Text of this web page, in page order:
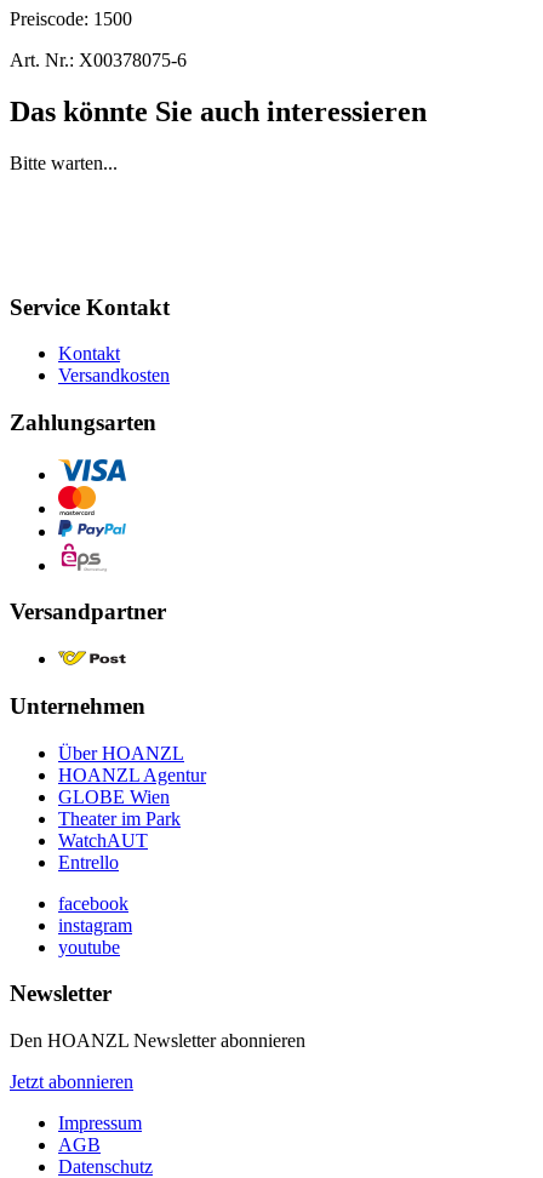
Preiscode: 1500
Art. Nr.: X00378075-6
Das könnte Sie auch interessieren
Bitte warten...
Service Kontakt
Kontakt
Versandkosten
Zahlungsarten
Versandpartner
Unternehmen
Über HOANZL
HOANZL Agentur
GLOBE Wien
Theater im Park
WatchAUT
Entrello
facebook
instagram
youtube
Newsletter
Den HOANZL Newsletter abonnieren
Jetzt abonnieren
Impressum
AGB
Datenschutz